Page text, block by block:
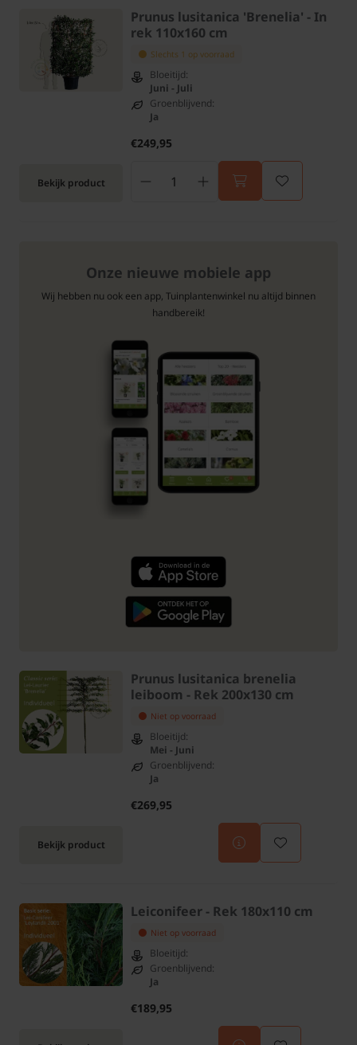
Bekijk product
Prunus lusitanica 'Brenelia' - In
rek 110x160 cm
Slechts 1 op voorraad
Bloeitijd:
Juni - Juli
Groenblijvend:
Ja
€249,95
Onze nieuwe mobiele app
Wij hebben nu ook een app, Tuinplantenwinkel nu altijd binnen
handbereik!
Bekijk product
Prunus lusitanica brenelia
leiboom - Rek 200x130 cm
Niet op voorraad
Bloeitijd:
Mei - Juni
Groenblijvend:
Ja
€269,95
Leiconifeer - Rek 180x110 cm
Niet op voorraad
Bloeitijd:
Groenblijvend:
Ja
€189,95